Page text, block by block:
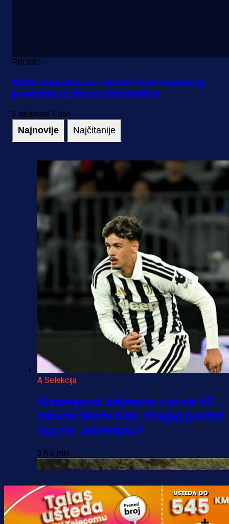
PROMO
MrBit: Registruj se i isprati finale Svjetskog
prvenstva uz bonus dobrodošlice
3 sedmica 1 dan
Najnovije Najčitanije
A Selekcija
Alajbegović oduševio u prvih 45
minuta: Može li bh. dragulj postati
starter Juventusa?
3 h 6 min